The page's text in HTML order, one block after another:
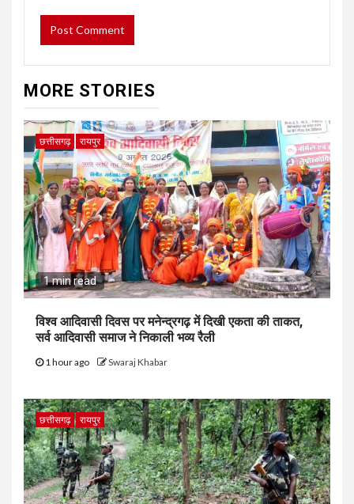
MORE STORIES
छत्तीसगढ़ रायपुर
1 min read
विश्व आदिवासी दिवस पर मनेन्द्रगढ़ में दिखी एकता की ताकत,
सर्व आदिवासी समाज ने निकाली भव्य रैली
1 hour ago Swaraj Khabar
छत्तीसगढ़ रायपुर